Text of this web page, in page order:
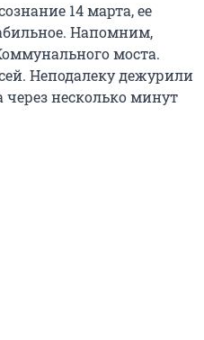
14 марта, ее
Напомним,
моста.
Неподалеку дежурили
несколько минут